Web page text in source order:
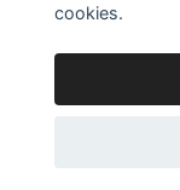
cookies.